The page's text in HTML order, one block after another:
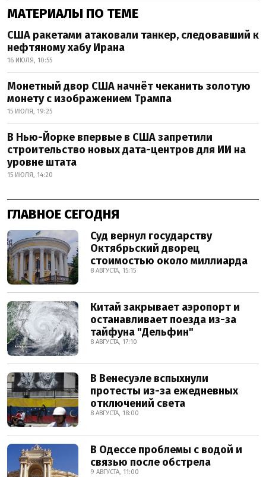
МАТЕРИАЛЫ ПО ТЕМЕ
США ракетами атаковали танкер, следовавший к
нефтяному хабу Ирана
16 ИЮЛЯ, 10:55
Монетный двор США начнёт чеканить золотую
монету с изображением Трампа
15 ИЮЛЯ, 19:25
В Нью-Йорке впервые в США запретили
строительство новых дата-центров для ИИ на
уровне штата
15 ИЮЛЯ, 14:20
ГЛАВНОЕ СЕГОДНЯ
Суд вернул государству
Октябрьский дворец
стоимостью около миллиарда
8 АВГУСТА, 15:15
Китай закрывает аэропорт и
останавливает поезда из-за
тайфуна "Дельфин"
8 АВГУСТА, 17:10
В Венесуэле вспыхнули
протесты из-за ежедневных
отключений света
8 АВГУСТА, 18:00
В Одессе проблемы с водой и
связью после обстрела
9 АВГУСТА, 11:00